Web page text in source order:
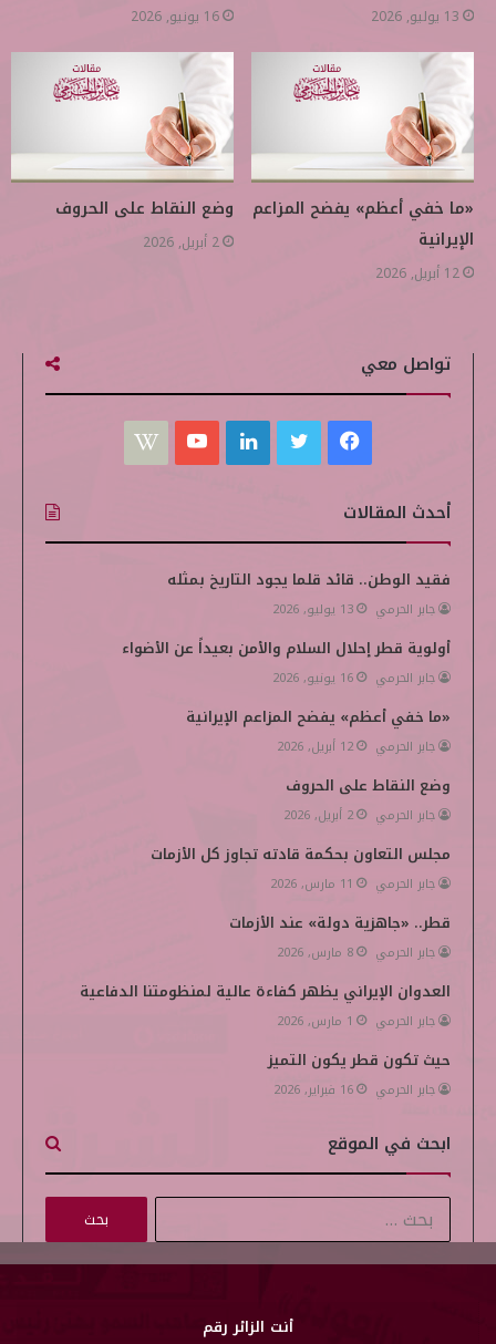
13 يوليو, 2026 16 يونيو, 2026
«ما خفي أعظم» يفضح المزاعم
الإيرانية
12 أبريل, 2026
وضع النقاط على الحروف
2 أبريل, 2026
تواصل معي
س
ب
و
ك
ي
ت
ر
ن
ك
إ
ن
ت
ي
ب
k
e
أحدث المقالات
فقيد الوطن.. قائد قلما يجود التاريخ بمثله
جابر الحرمي 13 يوليو, 2026
أولوية قطر إحلال السلام والأمن بعيداً عن الأضواء
جابر الحرمي 16 يونيو, 2026
«ما خفي أعظم» يفضح المزاعم الإيرانية
جابر الحرمي 12 أبريل, 2026
وضع النقاط على الحروف
جابر الحرمي 2 أبريل, 2026
مجلس التعاون بحكمة قادته تجاوز كل الأزمات
جابر الحرمي 11 مارس, 2026
قطر.. «جاهزية دولة» عند الأزمات
جابر الحرمي 8 مارس, 2026
العدوان الإيراني يظهر كفاءة عالية لمنظومتنا الدفاعية
جابر الحرمي 1 مارس, 2026
حيث تكون قطر يكون التميز
جابر الحرمي 16 فبراير, 2026
ابحث في الموقع
ل
ب
أنت الزائر رقم